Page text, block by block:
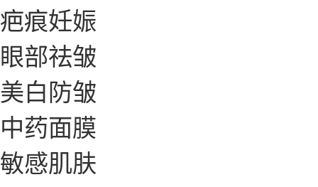
疤痕妊娠
眼部祛皱
美白防皱
中药面膜
敏感肌肤